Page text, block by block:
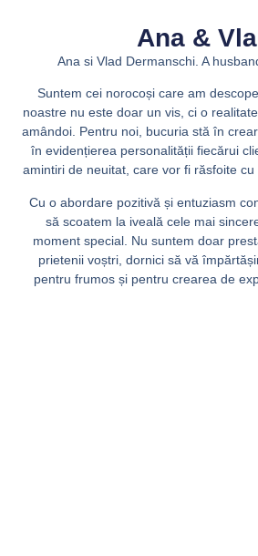
Ana &
Ana si Vlad Dermanschi. A
Suntem cei norocoși care am
noastre nu este doar un vis, ci o
amândoi. Pentru noi, bucuria stă în
în evidențierea personalității fiecărui
amintiri de neuitat, care vor fi răsfoite
Cu o abordare pozitivă și entuziasm
să scoatem la iveală cele mai
moment special. Nu suntem doar
prietenii voștri, dornici să vă
pentru frumos și pentru crearea de